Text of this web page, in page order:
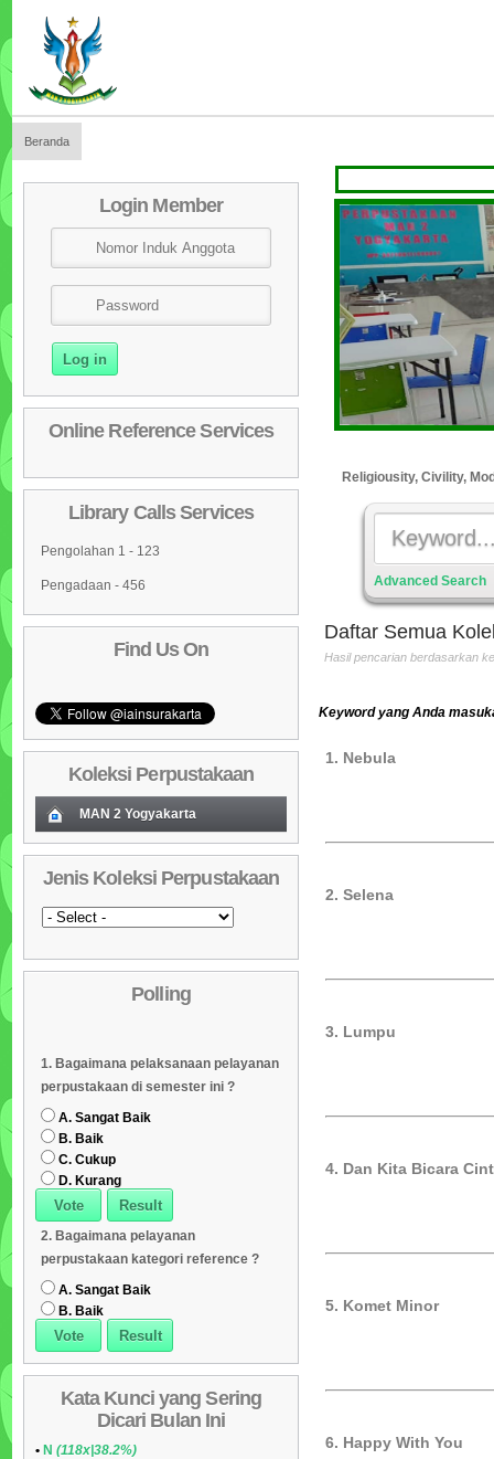
Beranda
Login Member
Online Reference Services
Library Calls Services
Pengolahan 1 - 123
Pengadaan - 456
Find Us On
Koleksi Perpustakaan
MAN 2 Yogyakarta
02 Daftar Koleksi Baru (Tgl.Input)
03 Daftar Koleksi (Pengarang)
04 Daftar Koleksi (Judul)
Daftar Koleksi (Subyek)
Dipinjam
07 Daftar Koleksi (Klasifikasi/ddc)
Jenis Koleksi Perpustakaan
Polling
1. Bagaimana pelaksanaan pelayanan
perpustakaan di semester ini ?
A. Sangat Baik
B. Baik
C. Cukup
D. Kurang
2. Bagaimana pelayanan
perpustakaan kategori reference ?
A. Sangat Baik
B. Baik
Kata Kunci yang Sering
Dicari Bulan Ini
• N (118x|38.2%)
Religiousity, Civility,
Advanced Search
Daftar Semua
Hasil pencarian berdasarkan
Keyword yang Anda
1. Nebula
2. Selena
3. Lumpu
4. Dan Kita Bicara
5. Komet Minor
6. Happy With You